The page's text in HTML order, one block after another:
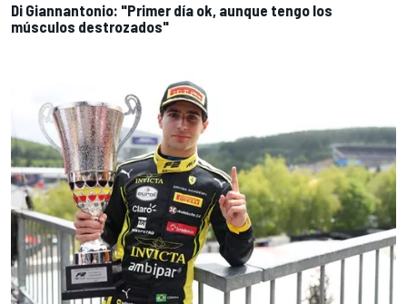
Di Giannantonio: "Primer día ok, aunque tengo los
músculos destrozados"